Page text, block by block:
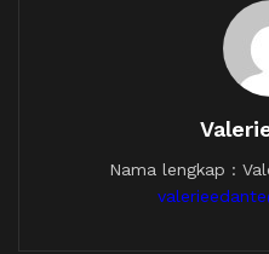
Nama lengkap :